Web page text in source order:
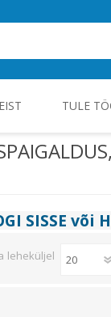
JA
TULE
SISSE või
leheküljel